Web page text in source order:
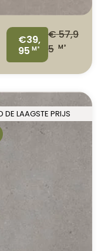
€39,
95 M²
€57,9
5 M²
DE LAAGSTE PRIJS